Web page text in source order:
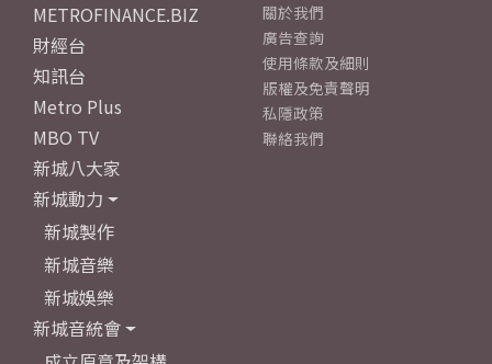
METROFINANCE.BIZ
財經台
知訊台
Metro Plus
MBO TV
新城八大家
新城動力
新城製作
新城音樂
新城娛樂
新城音統會
關於我們
廣告查詢
使用條款及細則
版權及免責聲明
私隱政策
聯絡我們